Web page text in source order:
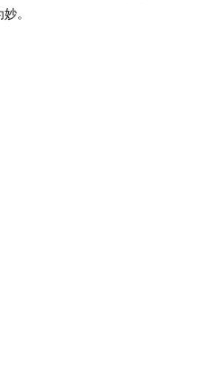
现函数中 a 到 b 的映射求解
性能，如果我知道结构就能
的
验和逻辑推导的结果。这
了一种
类无法通过理性认知去发现
知世界中唯一能够发现和感
。